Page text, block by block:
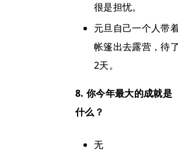
很是担忧。
元旦自己一个人带
帐篷出去露营，待
2天。
8. 你今年最大的成就是
什么？
无